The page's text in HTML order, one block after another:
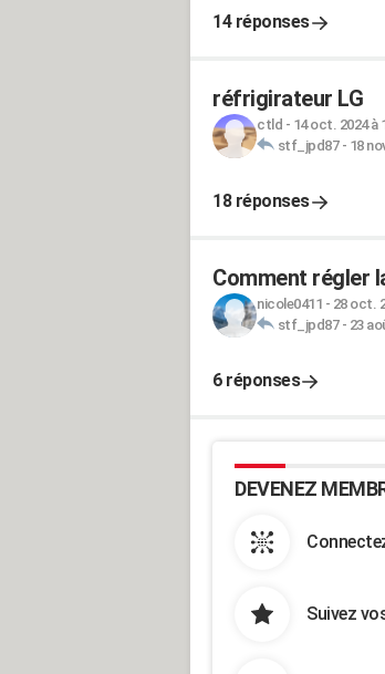
14 réponses
réfrigirateur LG
ctld - 14 oct. 2024 à
stf_jpd87- 18
18 réponses
Comment régler
nicole0411 - 28 oct.
stf_jpd87- 23
6 réponses
DEVENEZ
Suivez